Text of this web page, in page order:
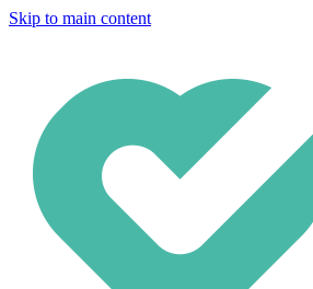
Skip to main content